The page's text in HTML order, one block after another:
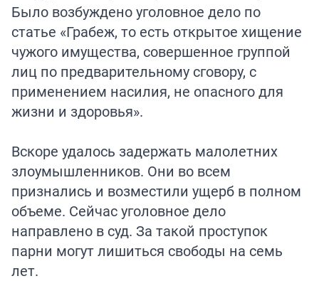
Было возбуждено уголовное дело по
статье «Грабеж, то есть открытое хищение
чужого имущества, совершенное группой
лиц по предварительному сговору, с
применением насилия, не опасного для
жизни и здоровья».
Вскоре удалось задержать малолетних
злоумышленников. Они во всем
признались и возместили ущерб в полном
объеме. Сейчас уголовное дело
направлено в суд. За такой проступок
парни могут лишиться свободы на семь
лет.